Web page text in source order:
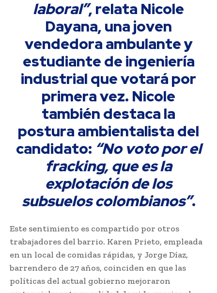
laboral”, relata Nicole
Dayana, una joven
vendedora ambulante y
estudiante de ingeniería
industrial que votará por
primera vez. Nicole
también destaca la
postura ambientalista del
candidato: “No voto por el
fracking, que es la
explotación de los
subsuelos colombianos”.
Este sentimiento es compartido por otros
trabajadores del barrio. Karen Prieto, empleada
en un local de comidas rápidas, y Jorge Díaz,
barrendero de 27 años, coinciden en que las
políticas del actual gobierno mejoraron